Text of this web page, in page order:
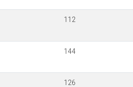
112
144
126